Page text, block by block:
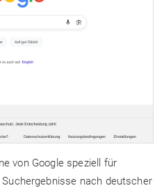
von Google speziell für
nach deutscher